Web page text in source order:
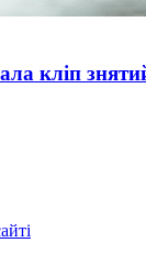
кліп